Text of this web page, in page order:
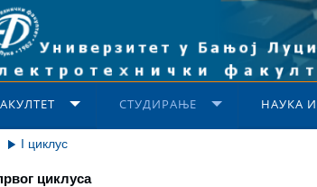
СТУДИРАЊЕ НАУКА
I циклус
циклуса